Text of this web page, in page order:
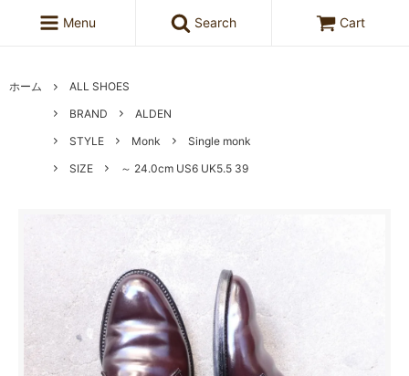
Menu Search Cart
ホーム
ALL SHOES
BRAND
ALDEN
STYLE
Monk
Single monk
SIZE
～ 24.0cm US6 UK5.5 39